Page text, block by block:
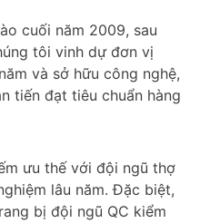
cuối năm 2009, sau
tôi vinh dự đơn vị
và sở hữu công nghệ,
tiến đạt tiêu chuẩn hàng
ưu thế với đội ngũ thợ
lâu năm. Đặc biệt,
bị đội ngũ QC kiểm